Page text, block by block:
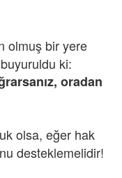
olmuş bir yere
ki:
oradan
olsa, eğer hak
desteklemelidir!